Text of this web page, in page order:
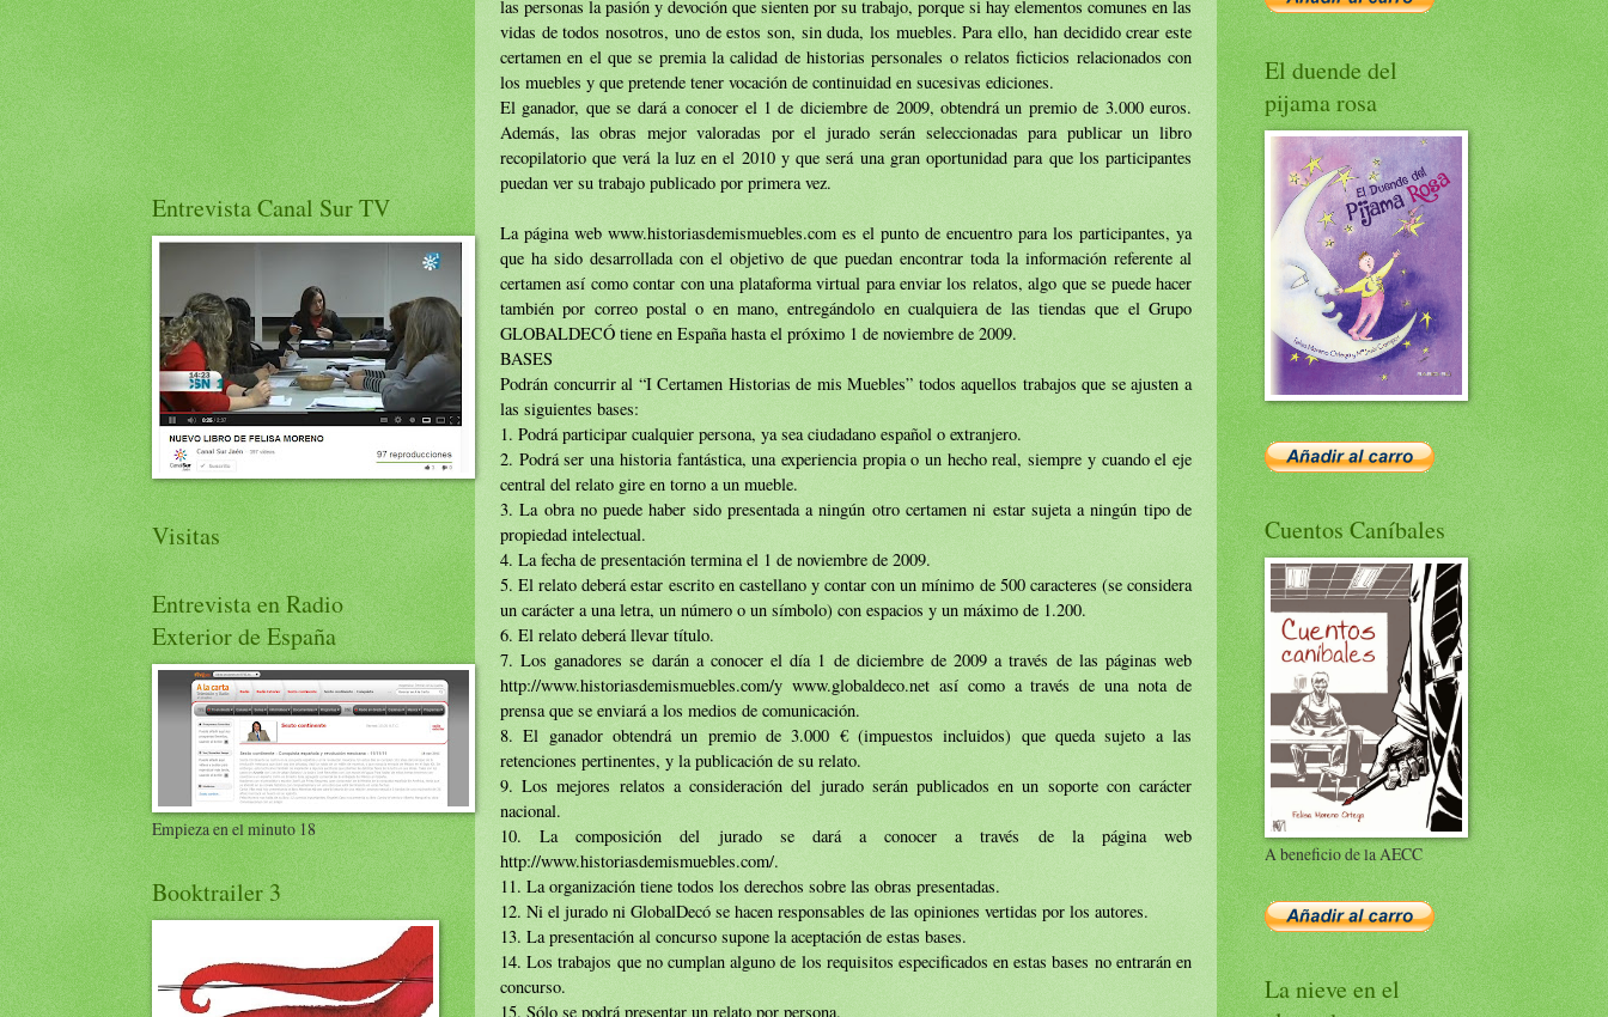
las personas la pasión y devoción que sienten por su trabajo, porque si hay elementos comunes en las
vidas de todos nosotros, uno de estos son, sin duda, los muebles. Para ello, han decidido crear este
certamen en el que se premia la calidad de historias personales o relatos ficticios relacionados con
los muebles y que pretende tener vocación de continuidad en sucesivas ediciones.
El ganador, que se dará a conocer el 1 de diciembre de 2009, obtendrá un premio de 3.000 euros.
Además, las obras mejor valoradas por el jurado serán seleccionadas para publicar un libro
recopilatorio que verá la luz en el 2010 y que será una gran oportunidad para que los participantes
puedan ver su trabajo publicado por primera vez.
La página web www.historiasdemismuebles.com es el punto de encuentro para los participantes, ya
que ha sido desarrollada con el objetivo de que puedan encontrar toda la información referente al
certamen así como contar con una plataforma virtual para enviar los relatos, algo que se puede hacer
también por correo postal o en mano, entregándolo en cualquiera de las tiendas que el Grupo
GLOBALDECÓ tiene en España hasta el próximo 1 de noviembre de 2009.
BASES
Podrán concurrir al “I Certamen Historias de mis Muebles” todos aquellos trabajos que se ajusten a
las siguientes bases:
1. Podrá participar cualquier persona, ya sea ciudadano español o extranjero.
2. Podrá ser una historia fantástica, una experiencia propia o un hecho real, siempre y cuando el eje
central del relato gire en torno a un mueble.
3. La obra no puede haber sido presentada a ningún otro certamen ni estar sujeta a ningún tipo de
propiedad intelectual.
4. La fecha de presentación termina el 1 de noviembre de 2009.
5. El relato deberá estar escrito en castellano y contar con un mínimo de 500 caracteres (se considera
un carácter a una letra, un número o un símbolo) con espacios y un máximo de 1.200.
6. El relato deberá llevar título.
7. Los ganadores se darán a conocer el día 1 de diciembre de 2009 a través de las páginas web
http://www.historiasdemismuebles.com/y www.globaldeco.net así como a través de una nota de
prensa que se enviará a los medios de comunicación.
8. El ganador obtendrá un premio de 3.000 € (impuestos incluidos) que queda sujeto a las
retenciones pertinentes, y la publicación de su relato.
9. Los mejores relatos a consideración del jurado serán publicados en un soporte con carácter
nacional.
10. La composición del jurado se dará a conocer a través de la página web
http://www.historiasdemismuebles.com/.
11. La organización tiene todos los derechos sobre las obras presentadas.
12. Ni el jurado ni GlobalDecó se hacen responsables de las opiniones vertidas por los autores.
13. La presentación al concurso supone la aceptación de estas bases.
14. Los trabajos que no cumplan alguno de los requisitos especificados en estas bases no entrarán en
concurso.
15. Sólo se podrá presentar un relato por persona.
Entrevista Canal Sur TV
Visitas
Entrevista en Radio
Exterior de España
Empieza en el minuto 18
Booktrailer 3
El duende del
pijama rosa
Cuentos Caníbales
A beneficio de la AECC
La nieve en el